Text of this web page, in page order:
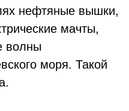
нефтяные вышки,
мачты,
волны
моря. Такой